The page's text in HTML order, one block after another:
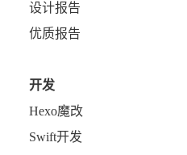
设计报告
优质报告
开发
Hexo魔改
Swift开发